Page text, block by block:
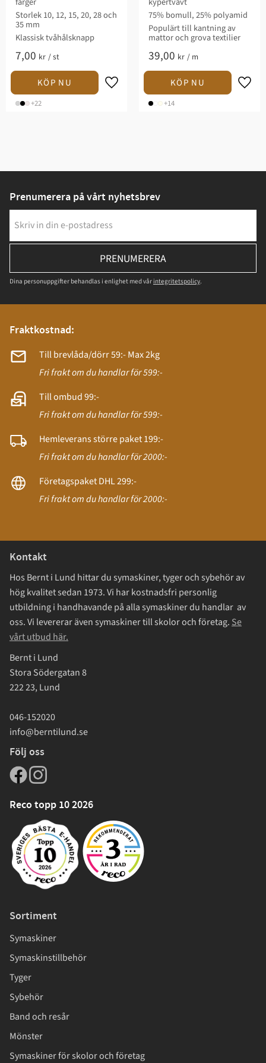
Storlek 10, 12, 15, 20, 28 och
35 mm
Klassisk tvåhålsknapp
7,00 kr /st
+22
75% bomull, 25% polyamid
Populärt till kantning av
mattor och grova textilier
39,00 kr / m
+14
Prenumerera på vårt nyhetsbrev
PRENUMERERA
Dina personuppgifter behandlas i enlighet med vår integritetspolicy.
Fraktkostnad:
Till brevlåda/dörr 59:- Max 2kg
Fri frakt om du handlar för 599:-
Till ombud 99:-
Fri frakt om du handlar för 599:-
Hemleverans större paket 199:-
Fri frakt om du handlar för 2000:-
Företagspaket DHL 299:-
Fri frakt om du handlar för 2000:-
Kontakt
Hos Bernt i Lund hittar du symaskiner, tyger och sybehör av
hög kvalitet sedan 1973. Vi har kostnadsfri personlig
utbildning i handhavande på alla symaskiner du handlar av
oss. Vi levererar även symaskiner till skolor och företag. Se
vårt utbud här.
Bernt i Lund
Stora Södergatan 8
222 23, Lund
046-152020
info@berntilund.se
Följ oss
Reco topp 10 2026
Sortiment
Symaskiner
Symaskinstillbehör
Tyger
Sybehör
Band och resår
Mönster
Symaskiner för skolor och företag